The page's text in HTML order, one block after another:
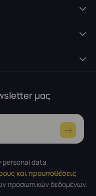
μας
personal data
και προυποθέσεις
προσωπικών δεδομένων.